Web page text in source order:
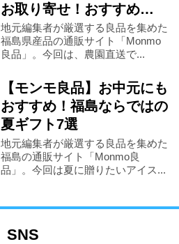
お取り寄せ！おすすめ…
地元編集者が厳選する良品を集めた
福島県産品の通販サイト「Monmo
良品」。今回は、農園直送で...
【モンモ良品】お中元にも
おすすめ！福島ならではの
夏ギフト7選
地元編集者が厳選する良品を集めた
福島の通販サイト「Monmo良
品」。今回は夏に贈りたいアイス...
SNS